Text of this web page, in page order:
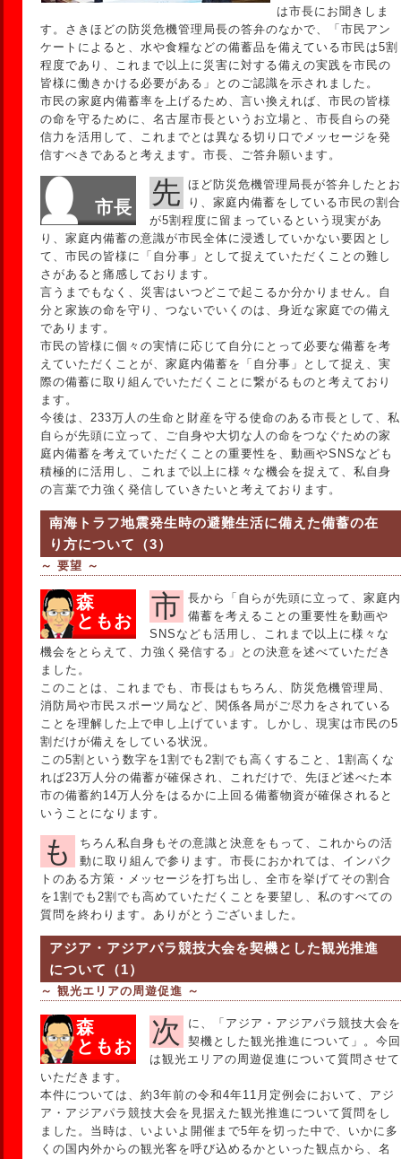
は市長にお聞きしま
す。さきほどの防災危機管理局長の答弁のなかで、「市民アン
ケートによると、水や食糧などの備蓄品を備えている市民は5割
程度であり、これまで以上に災害に対する備えの実践を市民の
皆様に働きかける必要がある」とのご認識を示されました。
市民の家庭内備蓄率を上げるため、言い換えれば、市民の皆様
の命を守るために、名古屋市長というお立場と、市長自らの発
信力を活用して、これまでとは異なる切り口でメッセージを発
信すべきであると考えます。市長、ご答弁願います。
市長 先ほど防災危機管理局長が答弁したとお
り、家庭内備蓄をしている市民の割合
が5割程度に留まっているという現実があ
り、家庭内備蓄の意識が市民全体に浸透していかない要因とし
て、市民の皆様に「自分事」として捉えていただくことの難し
さがあると痛感しております。
言うまでもなく、災害はいつどこで起こるか分かりません。自
分と家族の命を守り、つないでいくのは、身近な家庭での備え
であります。
市民の皆様に個々の実情に応じて自分にとって必要な備蓄を考
えていただくことが、家庭内備蓄を「自分事」として捉え、実
際の備蓄に取り組んでいただくことに繋がるものと考えており
ます。
今後は、233万人の生命と財産を守る使命のある市長として、私
自らが先頭に立って、ご自身や大切な人の命をつなぐための家
庭内備蓄を考えていただくことの重要性を、動画やSNSなども
積極的に活用し、これまで以上に様々な機会を捉えて、私自身
の言葉で力強く発信していきたいと考えております。
南海トラフ地震発生時の避難生活に備えた備蓄の在
り方について（3）
～ 要望 ～
森
ともお
市長から「自らが先頭に立って、家庭内 備蓄を考えることの重要性を動画や
SNSなども活用し、これまで以上に様々な
機会をとらえて、力強く発信する」との決意を述べていただき
ました。
このことは、これまでも、市長はもちろん、防災危機管理局、
消防局や市民スポーツ局など、関係各局がご尽力をされている
ことを理解した上で申し上げています。しかし、現実は市民の5
割だけが備えをしている状況。
この5割という数字を1割でも2割でも高くすること、1割高くな
れば23万人分の備蓄が確保され、これだけで、先ほど述べた本
市の備蓄約14万人分をはるかに上回る備蓄物資が確保されると
いうことになります。
もちろん私自身もその意識と決意をもって、これからの活
動に取り組んで参ります。市長におかれては、インパク
トのある方策・メッセージを打ち出し、全市を挙げてその割合
を1割でも2割でも高めていただくことを要望し、私のすべての
質問を終わります。ありがとうございました。
アジア・アジアパラ競技大会を契機とした観光推進
について（1）
～ 観光エリアの周遊促進 ～
森
ともお
次に、「アジア・アジアパラ競技大会を
契機とした観光推進について」。今回
は観光エリアの周遊促進について質問させて
いただきます。
本件については、約3年前の令和4年11月定例会において、アジ
ア・アジアパラ競技大会を見据えた観光推進について質問をし
ました。当時は、いよいよ開催まで5年を切った中で、いかに多
くの国内外からの観光客を呼び込めるかといった観点から、名